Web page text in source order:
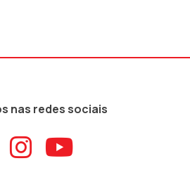
nas redes sociais
ao
Aceder ao
Aceder